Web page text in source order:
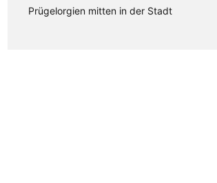
Prügelorgien mitten in der Stadt